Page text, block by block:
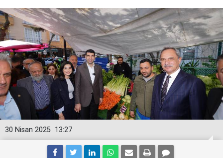
13:27
30 Nisan 2025